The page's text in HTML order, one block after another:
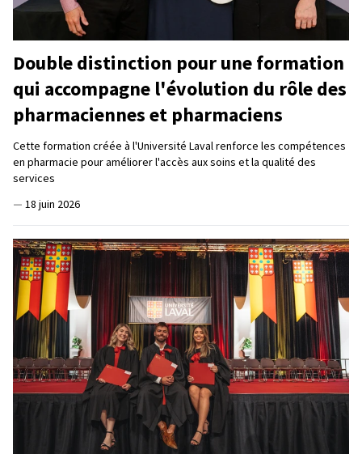
Double distinction pour une formation
qui accompagne l'évolution du rôle des
pharmaciennes et pharmaciens
Cette formation créée à l'Université Laval renforce les compétences
en pharmacie pour améliorer l'accès aux soins et la qualité des
services
— 18 juin 2026